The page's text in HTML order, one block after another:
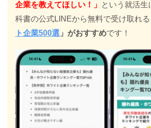
企業を教えてほしい！」 という就活生
科書の公式LINEから無料で受け取れる
ト企業500選 」がおすすめです！